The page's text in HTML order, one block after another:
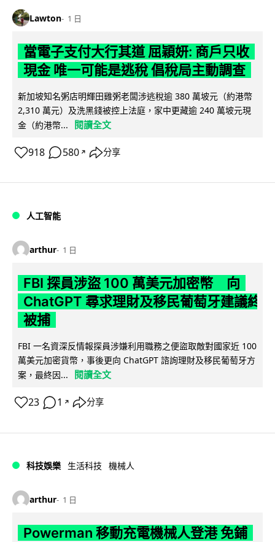
Lawton 1 日
當電子支付大行其道 屈穎妍: 商戶只收
現金 唯一可能是逃稅 倡稅局主動調查
新加坡知名粥店明輝田雞粥老闆涉逃稅逾 380 萬坡元（約港幣
2,310 萬元）及洗黑錢被控上法庭，家中更藏逾 240 萬坡元現
金（約港幣...
閱讀全文
918 580 ↗ 分享
人工智能
arthur 1 日
FBI 探員涉盜 100 萬美元加密幣 向
ChatGPT 尋求理財及移民葡萄牙建議終
被捕
FBI 一名資深反情報探員涉嫌利用職務之便盜取敵對國家近 100
萬美元加密貨幣，事後更向 ChatGPT 諮詢理財及移民葡萄牙方
案，最終因...
閱讀全文
23 1 ↗ 分享
科技娛樂 生活科技 機械人
arthur 1 日
Powerman 移動充電機械人登港 免鋪